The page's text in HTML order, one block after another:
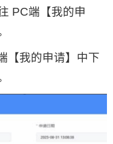
PC端【我的申
【我的申请】中下